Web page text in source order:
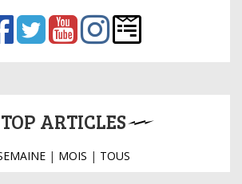
TOP ARTICLES
| MOIS | TOUS